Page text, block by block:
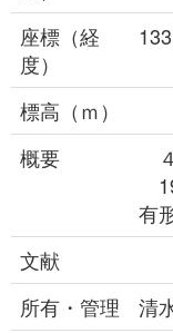
座標（経
度）
標高（ｍ）
概要
有
文献
所有・管理
清